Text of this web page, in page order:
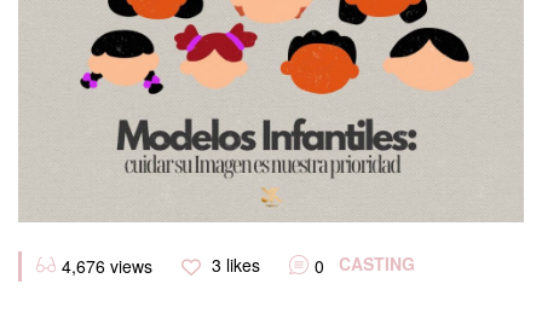
Categories
CASTING
0
3 likes
4,676 views